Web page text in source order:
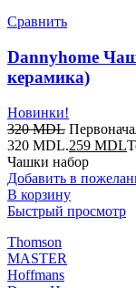
Сравнить
Dannyhome
керамика)
Новинки!
320MDL
320 MDL.259 MDL
Чашки набор
Добавить в
В корзину
Быстрый просмотр
Thomson
MASTER
Hoffmans